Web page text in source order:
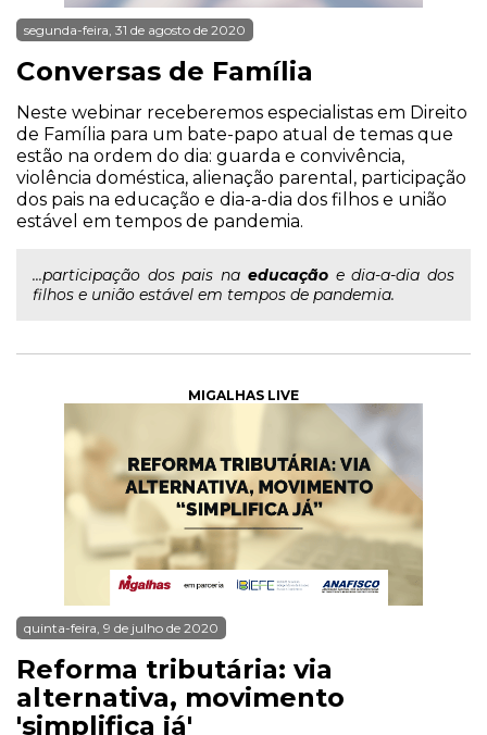
segunda-feira, 31 de agosto de 2020
Conversas de Família
Neste webinar receberemos especialistas em Direito
de Família para um bate-papo atual de temas que
estão na ordem do dia: guarda e convivência,
violência doméstica, alienação parental, participação
dos pais na educação e dia-a-dia dos filhos e união
estável em tempos de pandemia.
...participação dos pais na educaçãoe dia-a-dia dos
filhos e união estável em tempos de pandemia.
MIGALHAS LIVE
quinta-feira, 9 de julho de 2020
Reforma tributária: via
alternativa, movimento
'simplifica já'